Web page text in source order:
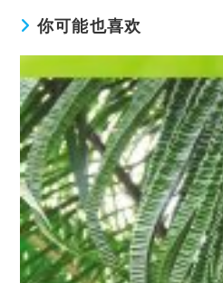
你可能也喜欢